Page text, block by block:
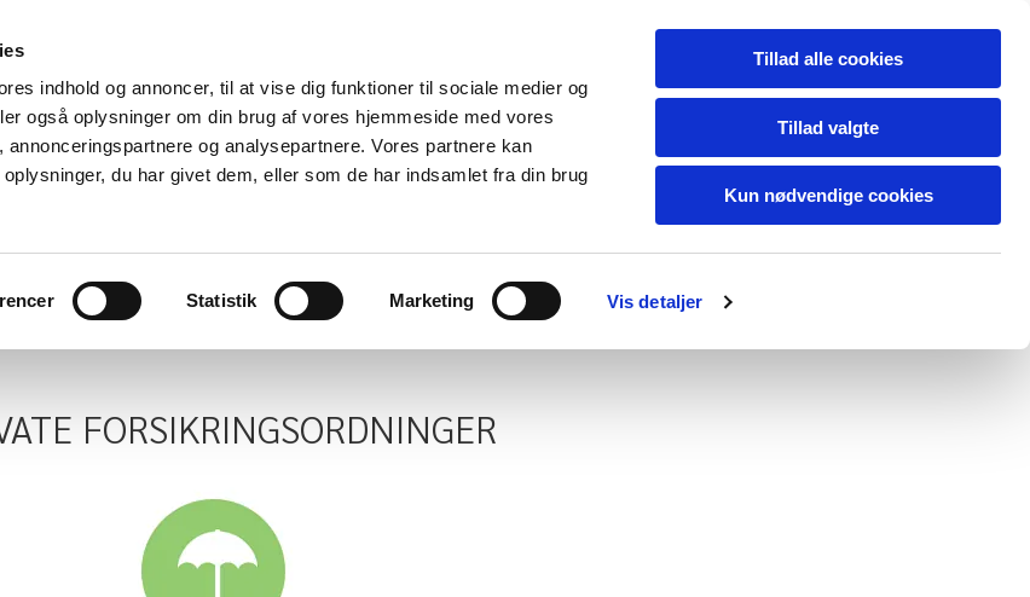
indhold og annoncer, til at vise dig funktioner til sociale medier og
også oplysninger om din brug af vores hjemmeside med vores
og analysepartnere. Vores partnere kan
du har givet dem, eller som de har indsamlet fra din brug
Statistik Marketing Vis detaljer
Tillad alle cookies
Tillad valgte
Kun nødvendige cookies
- fordi god behandling er en fælles sag
Nyttige links Arbejdstider Brobygning
FORSIKRINGSORDNINGER